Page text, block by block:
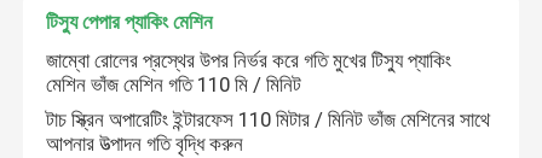
টিস্যু পেপার প্যাকিং মেশিন
জাম্বো রোলের প্রস্থের উপর নির্ভর করে গতি মুখের টিস্যু প্যাকিং
মেশিন ভাঁজ মেশিন গতি 110 মি / মিনিট
টাচ স্ক্রিন অপারেটিং ইন্টারফেস 110 মিটার / মিনিট ভাঁজ মেশিনের সাথে
আপনার উত্পাদন গতি বৃদ্ধি করুন